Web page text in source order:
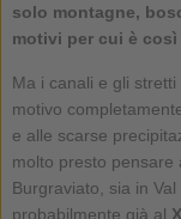
solo montagne,
motivi per cui è
Ma i canali e gli
motivo
e alle scarse
molto presto pensare
Burgraviato, sia in
probabilmente già al